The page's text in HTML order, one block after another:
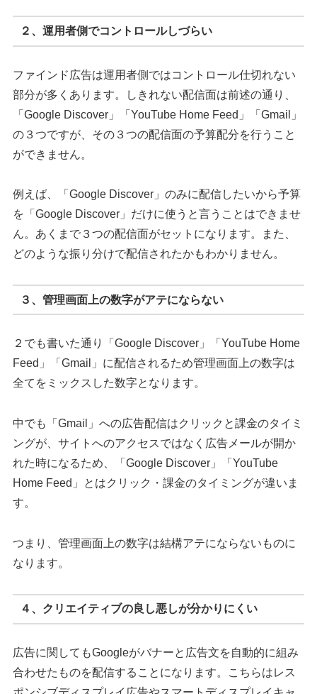
２、運用者側でコントロールしづらい
ファインド広告は運用者側ではコントロール仕切れない
部分が多くあります。しきれない配信面は前述の通り、
「Google Discover」「YouTube Home Feed」「Gmail」
の３つですが、その３つの配信面の予算配分を行うこと
ができません。
例えば、「Google Discover」のみに配信したいから予算
を「Google Discover」だけに使うと言うことはできませ
ん。あくまで３つの配信面がセットになります。また、
どのような振り分けで配信されたかもわかりません。
３、管理画面上の数字がアテにならない
２でも書いた通り「Google Discover」「YouTube Home
Feed」「Gmail」に配信されるため管理画面上の数字は
全てをミックスした数字となります。
中でも「Gmail」への広告配信はクリックと課金のタイミ
ングが、サイトへのアクセスではなく広告メールが開か
れた時になるため、「Google Discover」「YouTube
Home Feed」とはクリック・課金のタイミングが違いま
す。
つまり、管理画面上の数字は結構アテにならないものに
なります。
４、クリエイティブの良し悪しが分かりにくい
広告に関してもGoogleがバナーと広告文を自動的に組み
合わせたものを配信することになります。こちらはレス